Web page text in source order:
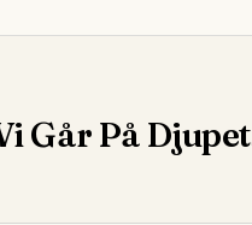
Går På